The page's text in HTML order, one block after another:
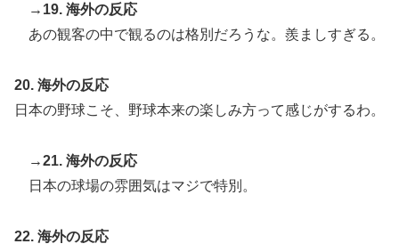
→19. 海外の反応
あの観客の中で観るのは格別だろうな。羨ましすぎる。
20. 海外の反応
日本の野球こそ、野球本来の楽しみ方って感じがするわ。
→21. 海外の反応
日本の球場の雰囲気はマジで特別。
22. 海外の反応